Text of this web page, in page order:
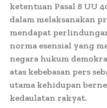
ketentuan Pasal 8 UU
dalam melaksanakan
mendapat
norma esensial yang
negara hukum
atas kebebasan pers
utama kehidupan
kedaulatan rakyat.